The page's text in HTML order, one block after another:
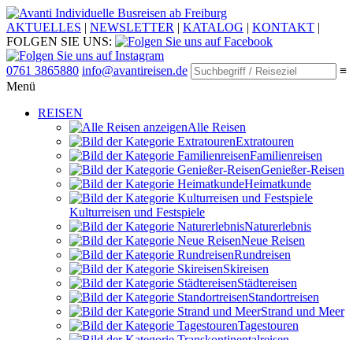
Individuelle Busreisen ab Freiburg
AKTUELLES | NEWSLETTER | KATALOG | KONTAKT |
FOLGEN SIE UNS:
0761 3865880 info@avantireisen.de
≡
Menü
REISEN
Alle Reisen
Extratouren
Familien­reisen
Genießer-Reisen
Heimatkunde
Kultur­reisen und Festspiele
Naturerlebnis
Neue Reisen
Rund­reisen
Ski­reisen
Städte­reisen
Standort­reisen
Strand und Meer
Tagestouren